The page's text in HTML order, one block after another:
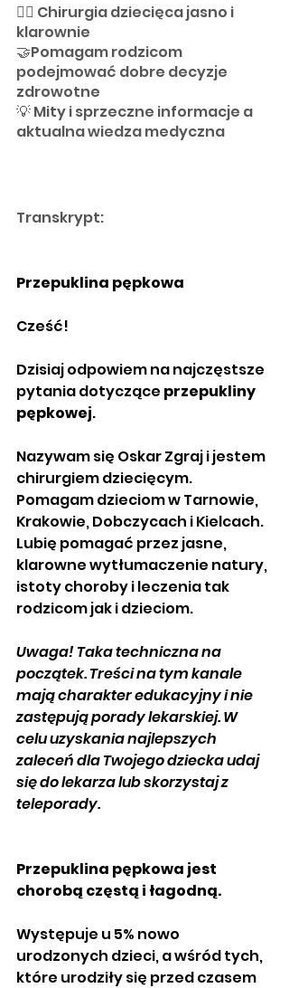
👨‍⚕️ Chirurgia dziecięca jasno i
klarownie
🤝Pomagam rodzicom
podejmować dobre decyzje
zdrowotne
💡 Mity i sprzeczne informacje a
aktualna wiedza medyczna
Transkrypt:
Przepuklina pępkowa
Cześć!
Dzisiaj odpowiem na najczęstsze
pytania dotyczące przepukliny
pępkowej.
Nazywam się Oskar Zgraj i jestem
chirurgiem dziecięcym.
Pomagam dzieciom w Tarnowie,
Krakowie, Dobczycach i Kielcach.
Lubię pomagać przez jasne,
klarowne wytłumaczenie natury,
istoty choroby i leczenia tak
rodzicom jak i dzieciom.
Uwaga! Taka techniczna na
początek. Treści na tym kanale
mają charakter edukacyjny i nie
zastępują porady lekarskiej. W
celu uzyskania najlepszych
zaleceń dla Twojego dziecka udaj
się do lekarza lub skorzystaj z
teleporady.
Przepuklina pępkowa jest
chorobą częstą i łagodną.
Występuje u 5% nowo
urodzonych dzieci, a wśród tych,
które urodziły się przed czasem